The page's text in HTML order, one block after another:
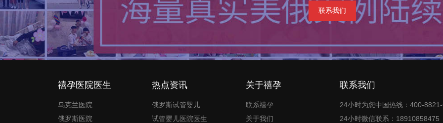
联系我们
禧孕医院医生
乌克兰医院
俄罗斯医院
热点资讯
俄罗斯试管婴儿
试管婴儿医院医生
关于禧孕
联系禧孕
关于我们
联系我们
24小时为您中国热线：400-
24小时微信联系：18910858475